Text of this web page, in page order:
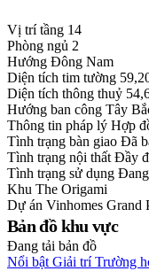
Vị trí tầng 14
Phòng ngủ 2
Hướng Đông Nam
Diện tích tim tường
Diện tích thông thuỷ
Hướng ban công Tây
Thông tin pháp lý Hợp
Tình trạng bàn giao Đã
Tình trạng nội thất Đầy
Tình trạng sử dụng
Khu The Origami
Dự án Vinhomes Grand
Bản đồ khu vực
Đang tải bản đồ
Nổi bật Giải trí Trường